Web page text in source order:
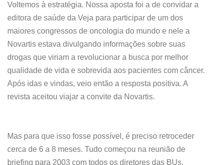
Voltemos à estratégia. Nossa aposta foi a de convidar a
editora de saúde da Veja para participar de um dos
maiores congressos de oncologia do mundo e nele a
Novartis estava divulgando informações sobre suas
drogas que viriam a revolucionar a busca por melhor
qualidade de vida e sobrevida aos pacientes com câncer.
Após idas e vindas, veio então a resposta positiva. A
revista aceitou viajar a convite da Novartis.
Mas para que isso fosse possível, é preciso retroceder
cerca de 6 a 8 meses. Tudo começou na reunião de
briefing para 2003 com todos os diretores das BUs,